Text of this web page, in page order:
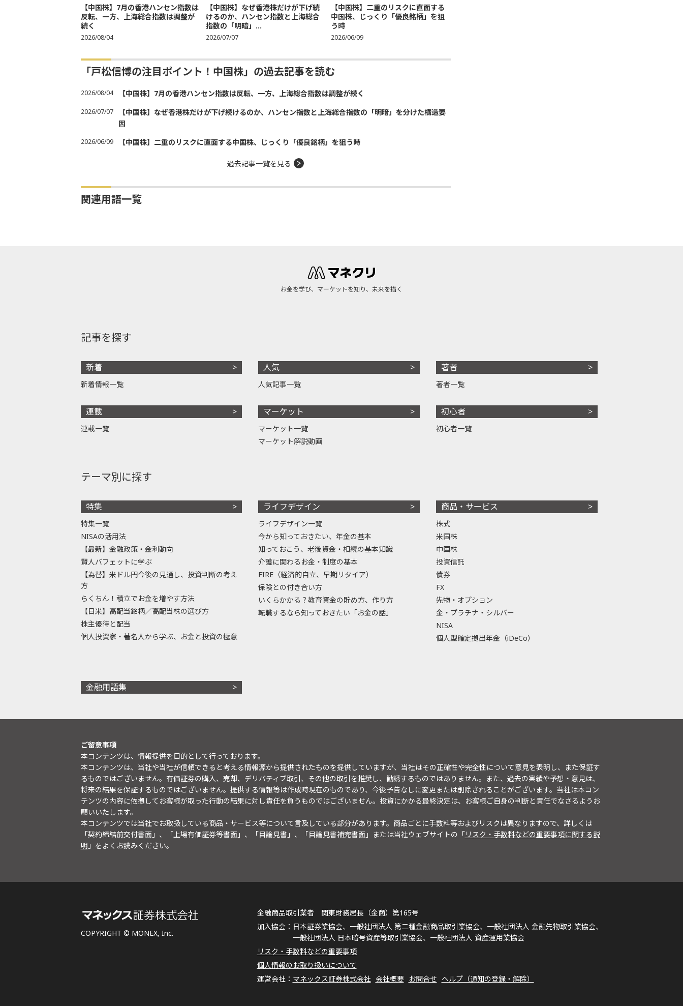
【中国株】7月の香港ハンセン指数は
反転、一方、上海総合指数は調整が
続く
2026/08/04
【中国株】なぜ香港株だけが下げ続
けるのか、ハンセン指数と上海総合
指数の「明暗」...
2026/07/07
【中国株】二重のリスクに直面する
中国株、じっくり「優良銘柄」を狙
う時
2026/06/09
「戸松信博の注目ポイント！中国株」の過去記事を読む
2026/08/04 【中国株】7月の香港ハンセン指数は反転、一方、上海総合指数は調整が続く
2026/07/07
【中国株】なぜ香港株だけが下げ続けるのか、ハンセン指数と上海総合指数の「明暗」を分けた構造要
因
2026/06/09 【中国株】二重のリスクに直面する中国株、じっくり「優良銘柄」を狙う時
過去記事一覧を見る
関連用語一覧
お金を学び、マーケットを知り、未来を描く
記事を探す
新着
新着情報一覧
連載
連載一覧
人気
人気記事一覧
マーケット
マーケット一覧
マーケット解説動画
著者
著者一覧
初心者
初心者一覧
テーマ別に探す
特集
特集一覧
NISAの活用法
【最新】金融政策・金利動向
賢人バフェットに学ぶ
【為替】米ドル円今後の見通し、投資判断の考え
方
らくちん！積立でお金を増やす方法
【日米】高配当銘柄／高配当株の選び方
株主優待と配当
個人投資家・著名人から学ぶ、お金と投資の極意
ライフデザイン
ライフデザイン一覧
今から知っておきたい、年金の基本
知っておこう、老後資金・相続の基本知識
介護に関わるお金・制度の基本
FIRE（経済的自立、早期リタイア）
保険との付き合い方
いくらかかる？教育資金の貯め方、作り方
転職するなら知っておきたい「お金の話」
商品・サービス
株式
米国株
中国株
投資信託
債券
FX
先物・オプション
金・プラチナ・シルバー
NISA
個人型確定拠出年金（iDeCo）
金融用語集
ご留意事項
本コンテンツは、情報提供を目的として行っております。
本コンテンツは、当社や当社が信頼できると考える情報源から提供されたものを提供していますが、当社はその正確性や完全性について意見を表明し、また保証す
るものではございません。有価証券の購入、売却、デリバティブ取引、その他の取引を推奨し、勧誘するものではありません。また、過去の実績や予想・意見は、
将来の結果を保証するものではございません。提供する情報等は作成時現在のものであり、今後予告なしに変更または削除されることがございます。当社は本コン
テンツの内容に依拠してお客様が取った行動の結果に対し責任を負うものではございません。投資にかかる最終決定は、お客様ご自身の判断と責任でなさるようお
願いいたします。
本コンテンツでは当社でお取扱している商品・サービス等について言及している部分があります。商品ごとに手数料等およびリスクは異なりますので、詳しくは
「契約締結前交付書面」、「上場有価証券等書面」、「目論見書」、「目論見書補完書面」または当社ウェブサイトの「リスク・手数料などの重要事項に関する説
明 」をよくお読みください。
COPYRIGHT © MONEX, Inc.
金融商品取引業者 関東財務局長（金商）第165号
日本証券業協会、一般社団法人 第二種金融商品取引業協会、一般社団法人 金融先物取引業協会、
一般社団法人 日本暗号資産等取引業協会、一般社団法人 資産運用業協会
リスク・手数料などの重要事項
個人情報のお取り扱いについて
マネックス証券株式会社 会社概要 お問合せ ヘルプ（通知の登録・解除）